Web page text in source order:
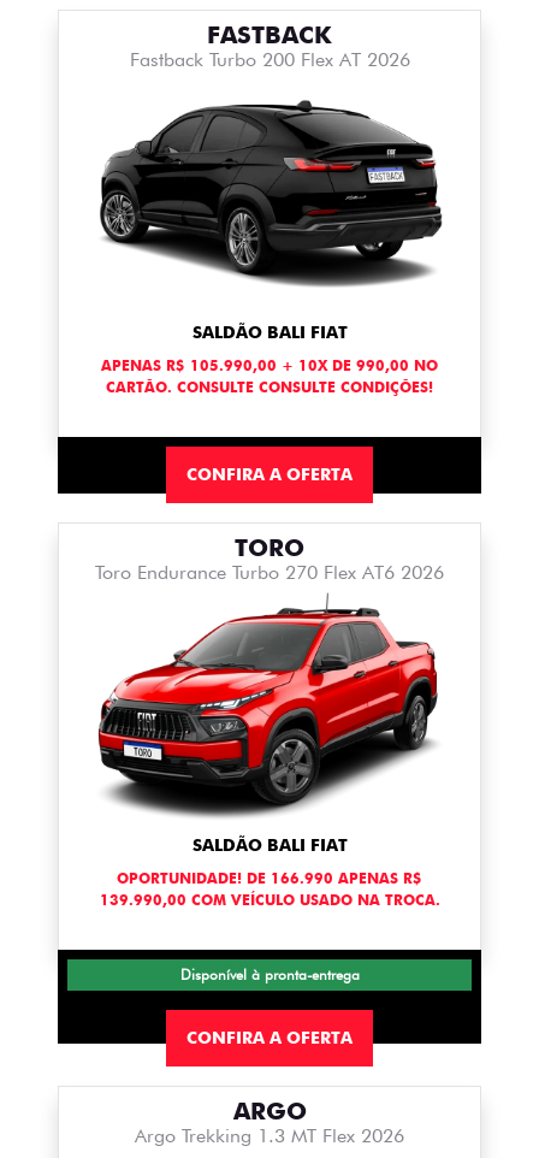
FASTBACK
Fastback Turbo 200 Flex AT 2026
SALDÃO BALI FIAT
APENAS R$ 105.990,00 + 10X DE 990,00 NO
CARTÃO. CONSULTE CONSULTE CONDIÇÕES!
CONFIRA A OFERTA
TORO
Toro Endurance Turbo 270 Flex AT6 2026
SALDÃO BALI FIAT
OPORTUNIDADE! DE 166.990 APENAS R$
139.990,00 COM VEÍCULO USADO NA TROCA.
Disponível à pronta-entrega
CONFIRA A OFERTA
ARGO
Argo Trekking 1.3 MT Flex 2026